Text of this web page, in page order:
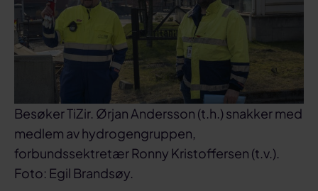
Besøker TiZir. Ørjan Andersson (t.h.) snakker med
medlem av hydrogengruppen,
forbundssektretær Ronny Kristoffersen (t.v.).
Foto: Egil Brandsøy.